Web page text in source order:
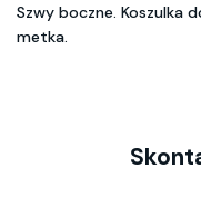
Szwy boczne. Koszulka
metka.